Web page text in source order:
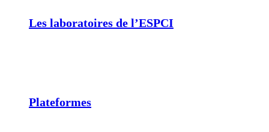
Les laboratoires de l’ESPCI
Plateformes